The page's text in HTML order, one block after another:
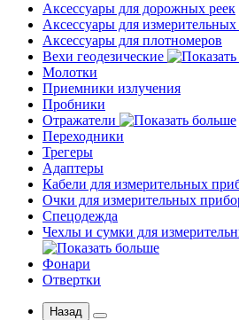
Аксессуары для дорожных реек
Аксессуары для
Аксессуары для плотномеров
Вехи геодезические
Молотки
Приемники излучения
Пробники
Отражатели
Переходники
Трегеры
Адаптеры
Кабели для измерительных
Очки для измерительных
Спецодежда
Чехлы и сумки для
Фонари
Отвертки
Назад